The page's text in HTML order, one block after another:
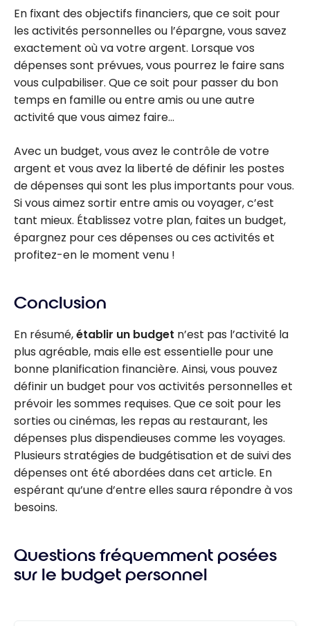
En fixant des objectifs financiers, que ce soit pour
les activités personnelles ou l’épargne, vous savez
exactement où va votre argent. Lorsque vos
dépenses sont prévues, vous pourrez le faire sans
vous culpabiliser. Que ce soit pour passer du bon
temps en famille ou entre amis ou une autre
activité que vous aimez faire…
Avec un budget, vous avez le contrôle de votre
argent et vous avez la liberté de définir les postes
de dépenses qui sont les plus importants pour vous.
Si vous aimez sortir entre amis ou voyager, c’est
tant mieux. Établissez votre plan, faites un budget,
épargnez pour ces dépenses ou ces activités et
profitez-en le moment venu !
Conclusion
En résumé,établir un budget n’est pas l’activité la
plus agréable, mais elle est essentielle pour une
bonne planification financière. Ainsi, vous pouvez
définir un budget pour vos activités personnelles et
prévoir les sommes requises. Que ce soit pour les
sorties ou cinémas, les repas au restaurant, les
dépenses plus dispendieuses comme les voyages.
Plusieurs stratégies de budgétisation et de suivi des
dépenses ont été abordées dans cet article. En
espérant qu’une d’entre elles saura répondre à vos
besoins.
Questions fréquemment posées
sur le budget personnel